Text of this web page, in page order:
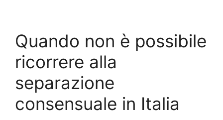
Quando non è possibile
ricorrere alla
separazione
consensuale in Italia